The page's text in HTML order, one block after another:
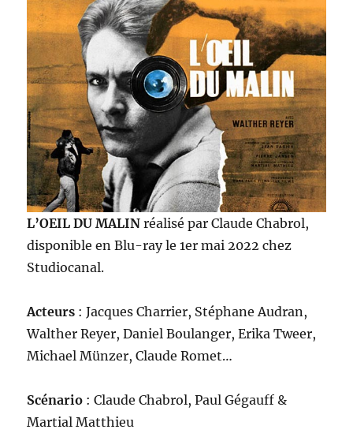
L’OEIL DU MALINréalisé par Claude Chabrol,
disponible en Blu-ray le 1er mai 2022 chez
Studiocanal.
Acteurs : Jacques Charrier, Stéphane Audran,
Walther Reyer, Daniel Boulanger, Erika Tweer,
Michael Münzer, Claude Romet…
Scénario : Claude Chabrol, Paul Gégauff &
Martial Matthieu